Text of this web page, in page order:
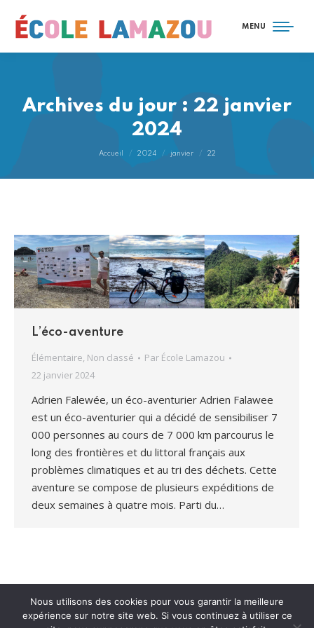
MENU
Archives du jour : 22 janvier
2024
Vous êtes ici :
Accueil 2024 janvier 22
L’éco-aventure
Élémentaire, Non classé Par École Lamazou
22 janvier 2024
Adrien Falewée, un éco-aventurier Adrien Falawee
est un éco-aventurier qui a décidé de sensibiliser 7
000 personnes au cours de 7 000 km parcourus le
long des frontières et du littoral français aux
problèmes climatiques et au tri des déchets. Cette
aventure se compose de plusieurs expéditions de
deux semaines à quatre mois. Parti du…
© École Lamazou - 2021 | 80 rue Boileau 75016 Paris - Tél. : 01 45 27
Nous utilisons des cookies pour vous garantir la meilleure
expérience sur notre site web. Si vous continuez à utiliser ce